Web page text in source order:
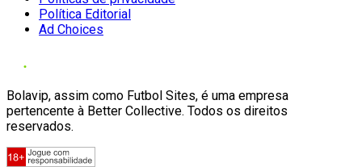
Política Editorial
Ad Choices
Bolavip, assim como Futbol Sites, é uma empresa
pertencente à Better Collective. Todos os direitos
reservados.